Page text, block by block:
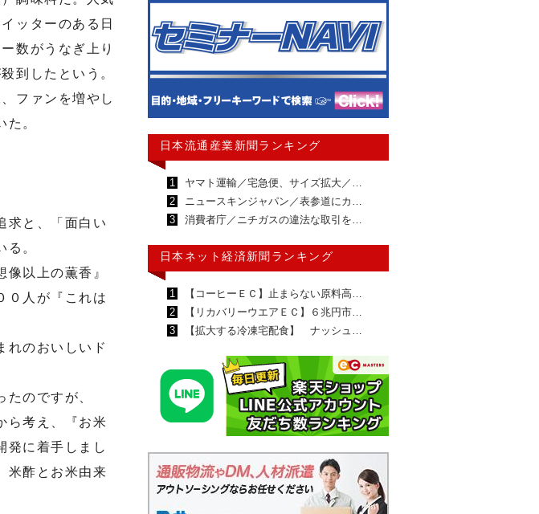
ッターのある日
数がうなぎ上り
到したという。
ファンを増やし
。
求と、「面白い
。
以上の薫香』
０人が『これは
れのおいしいド
のですが、
ら考え、『お米
発に着手しまし
米酢とお米由来
日本流通産業新聞ランキング
1
ヤマト運輸／宅急便、サイズ拡大／…
2
ニュースキンジャパン／表参道にカ…
3
消費者庁／ニチガスの違法な取引を…
日本ネット経済新聞ランキング
1
【コーヒーＥＣ】止まらない原料高…
2
【リカバリーウエアＥＣ】６兆円市…
3
【拡大する冷凍宅配食】 ナッシュ…